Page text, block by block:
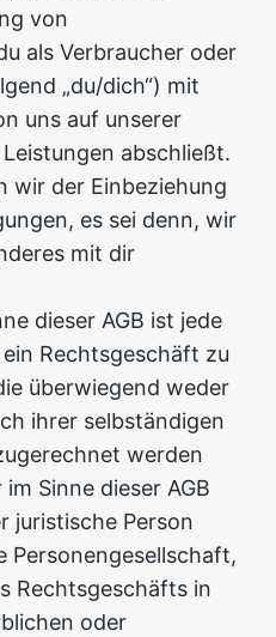
von
als Verbraucher oder
„du/dich“) mit
uns auf unserer
abschließt.
wir der Einbeziehung
es sei denn, wir
mit dir
dieser AGB ist jede
Rechtsgeschäft zu
überwiegend weder
ihrer selbständigen
werden
Sinne dieser AGB
juristische Person
Personengesellschaft,
Rechtsgeschäfts in
oder